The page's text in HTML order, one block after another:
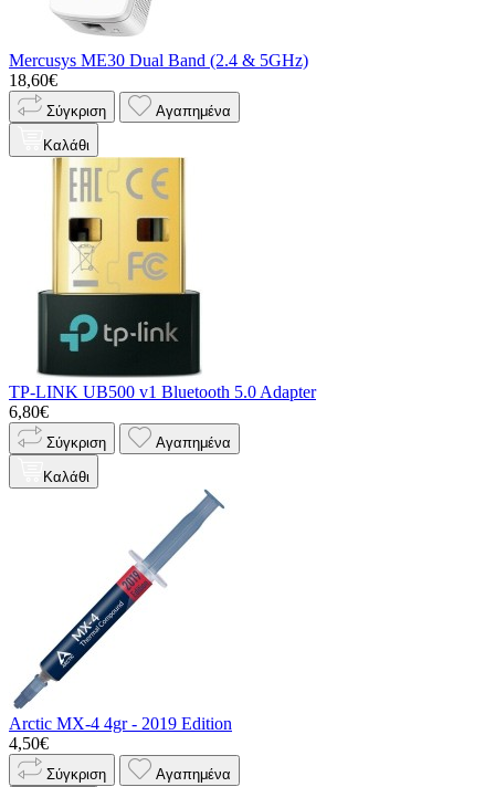
Mercusys ME30 Dual Band (2.4 & 5GHz)
18,60€
Σύγκριση Αγαπημένα
Καλάθι
TP-LINK UB500 v1 Bluetooth 5.0 Adapter
6,80€
Σύγκριση Αγαπημένα
Καλάθι
Arctic MX-4 4gr - 2019 Edition
4,50€
Σύγκριση Αγαπημένα